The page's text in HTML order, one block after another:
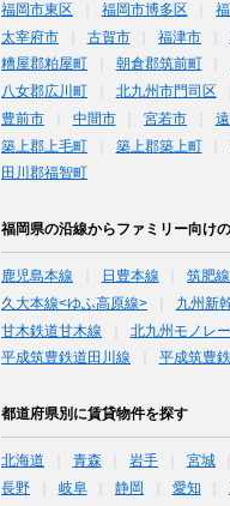
福岡市東区 福岡市博多区
太宰府市
古賀市 福津市
糟屋郡粕屋町
朝倉郡筑前町
八女郡広川町
北九州市門司区
豊前市
中間市 宮若市
築上郡上毛町
築上郡築上町
田川郡福智町
福岡県の沿線からファミリー向け
鹿児島本線 日豊本線 筑肥線
久大本線<ゆふ高原線>
九州新
甘木鉄道甘木線
北九州モノレ
平成筑豊鉄道田川線
平成筑豊
都道府県別に賃貸物件を探す
北海道 青森 岩手 宮城
長野
岐阜 静岡 愛知